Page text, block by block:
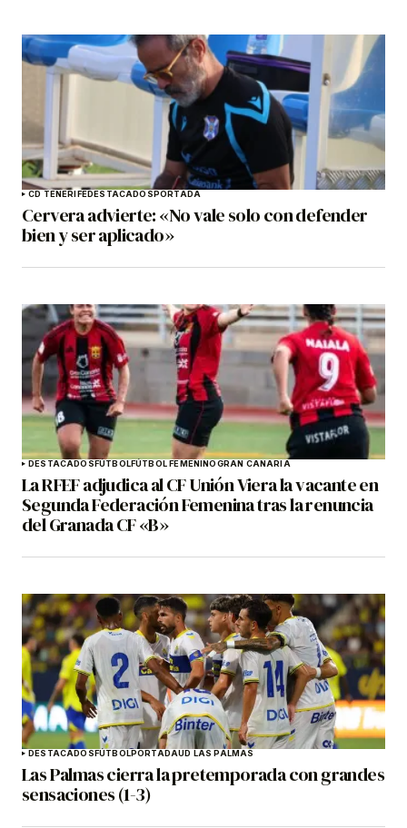
CD TENERIFEDESTACADOSPORTADA
Cervera advierte: «No vale solo con defender
bien y ser aplicado»
DESTACADOSFÚTBOLFÚTBOL FEMENINOGRAN CANARIA
La RFEF adjudica al CF Unión Viera la vacante en
Segunda Federación Femenina tras la renuncia
del Granada CF «B»
DESTACADOSFÚTBOLPORTADAUD LAS PALMAS
Las Palmas cierra la pretemporada con grandes
sensaciones (1-3)